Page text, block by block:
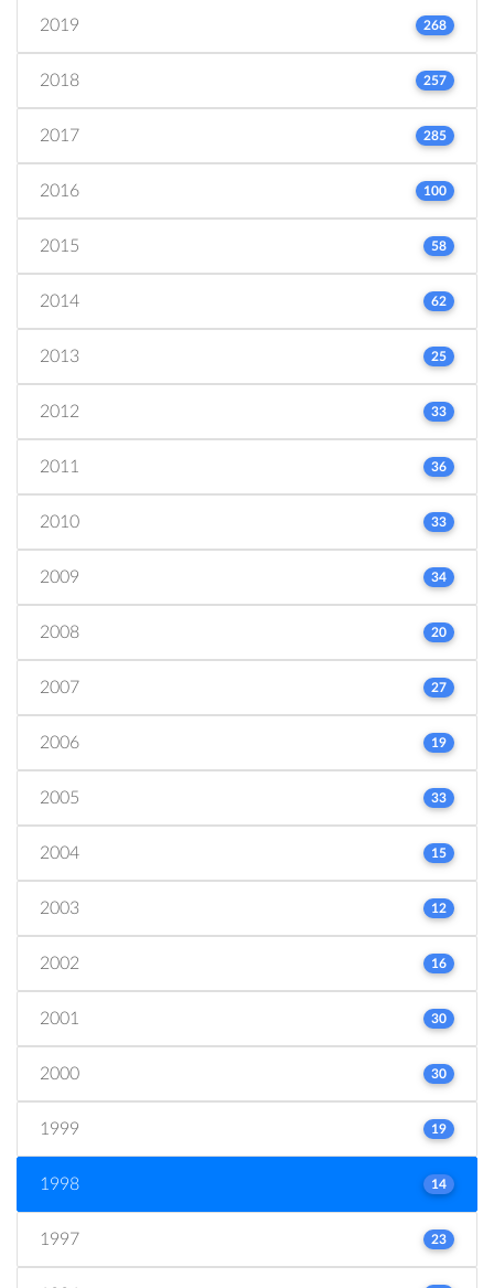
2019 268
2018 257
2017 285
2016 100
2015 58
2014 62
2013 25
2012 33
2011 36
2010 33
2009 34
2008 20
2007 27
2006 19
2005 33
2004 15
2003 12
2002 16
2001 30
2000 30
1999 19
1998 14
1997 23